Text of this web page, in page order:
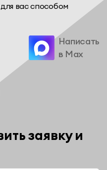
вас способом
Написать
в Max
заявку и